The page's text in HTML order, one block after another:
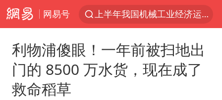
网易号
上半年我国机械工业经济运行稳中有进
台风白海豚加强
河南撤回“领导带薪错峰休假”通知
利物浦傻眼！一年前被扫地出
门的 8500 万水货，现在成了
救命稻草